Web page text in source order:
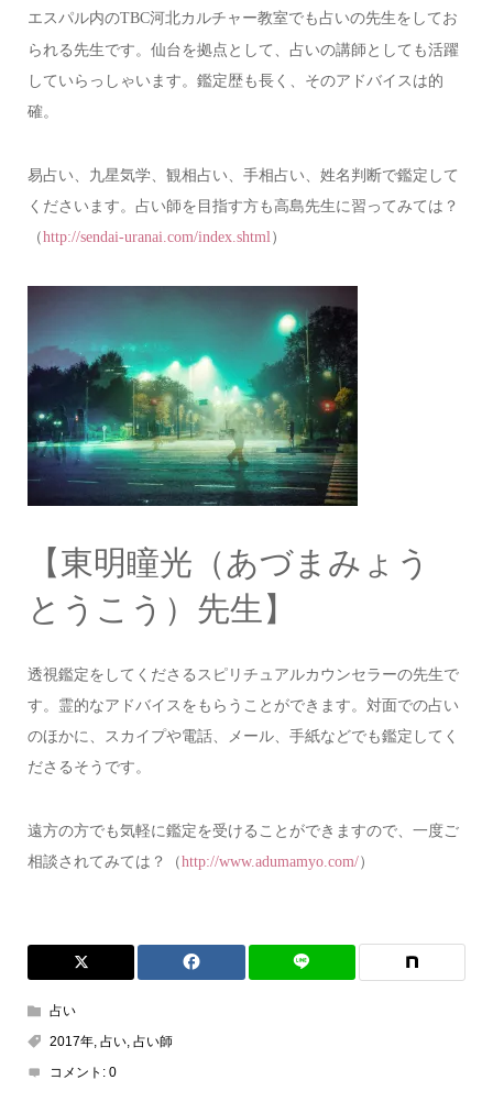
エスパル内のTBC河北カルチャー教室でも占いの先生をしてお
られる先生です。仙台を拠点として、占いの講師としても活躍
していらっしゃいます。鑑定歴も長く、そのアドバイスは的
確。
易占い、九星気学、観相占い、手相占い、姓名判断で鑑定して
くださいます。占い師を目指す方も高島先生に習ってみては？
（http://sendai-uranai.com/index.shtml ）
【東明瞳光（あづまみょう
とうこう）先生】
透視鑑定をしてくださるスピリチュアルカウンセラーの先生で
す。霊的なアドバイスをもらうことができます。対面での占い
のほかに、スカイプや電話、メール、手紙などでも鑑定してく
ださるそうです。
遠方の方でも気軽に鑑定を受けることができますので、一度ご
相談されてみては？（http://www.adumamyo.com/）
占い
2017年, 占い, 占い師
コメント: 0